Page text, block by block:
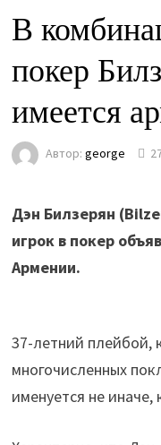
В
покер
имеется
Автор: george
Дэн Билзерян
игрок в покер
Армении.
37-летний плейбой,
многочисленных
именуется не